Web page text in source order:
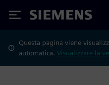
Siemens
Questa pagina viene
automatica.Visualizzare la